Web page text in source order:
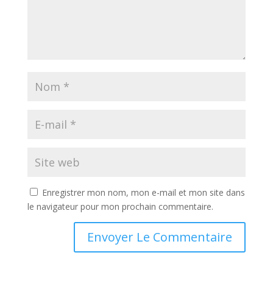
Enregistrer mon nom, mon e-mail et mon site dans
le navigateur pour mon prochain commentaire.